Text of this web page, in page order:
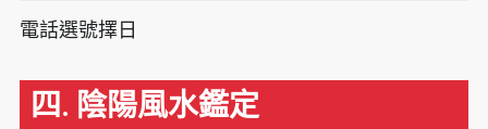
電話選號擇日
四. 陰陽風水鑑定